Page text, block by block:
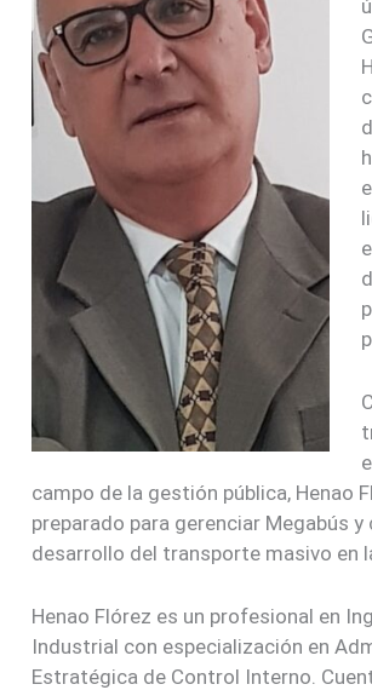
campo de la gestión pública, Henao
preparado para gerenciar Megabús
desarrollo del transporte masivo en
Henao Flórez es un profesional en
Industrial con especialización en
Estratégica de Control Interno.